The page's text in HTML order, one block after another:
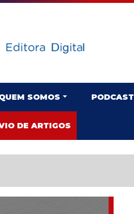
SOMOS PODCAST
DE ARTIGOS